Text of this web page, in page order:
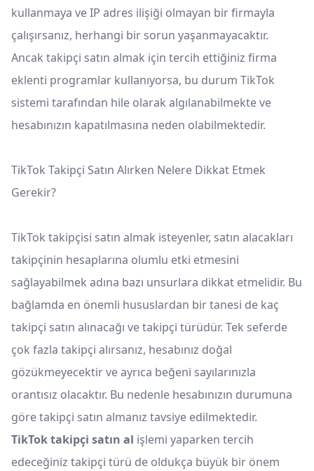
kullanmaya ve IP adres ilişiği olmayan bir firmayla
çalışırsanız, herhangi bir sorun yaşanmayacaktır.
Ancak takipçi satın almak için tercih ettiğiniz firma
eklenti programlar kullanıyorsa, bu durum TikTok
sistemi tarafından hile olarak algılanabilmekte ve
hesabınızın kapatılmasına neden olabilmektedir.
TikTok Takipçi Satın Alırken Nelere Dikkat Etmek
Gerekir?
TikTok takipçisi satın almak isteyenler, satın alacakları
takipçinin hesaplarına olumlu etki etmesini
sağlayabilmek adına bazı unsurlara dikkat etmelidir. Bu
bağlamda en önemli hususlardan bir tanesi de kaç
takipçi satın alınacağı ve takipçi türüdür. Tek seferde
çok fazla takipçi alırsanız, hesabınız doğal
gözükmeyecektir ve ayrıca beğeni sayılarınızla
orantısız olacaktır. Bu nedenle hesabınızın durumuna
göre takipçi satın almanız tavsiye edilmektedir.
TikTok takipçi satın al işlemi yaparken tercih
edeceğiniz takipçi türü de oldukça büyük bir önem